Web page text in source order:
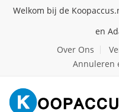
Welkom bij de
en
Over Ons
Annuleren